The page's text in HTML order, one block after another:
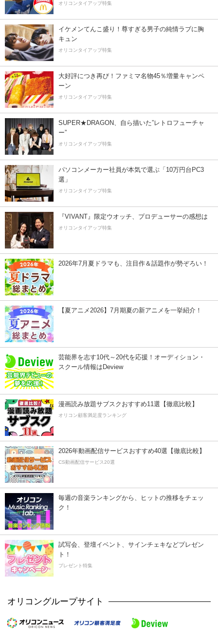
オリコンタイアップ特集
イケメンてんこ盛り！尊すぎる男子の純情ラブに胸
キュン
オリコンタイアップ特集
大好評につき再び！ファミマ名物45％増量キャンペ
ーン
オリコンタイアップ特集
SUPER★DRAGON、自ら描いた”レトロフューチャ
ー”
オリコンタイアップ特集
パソコンメーカー社員が本気で選ぶ「10万円台PC3
選」
オリコンタイアップ特集
『VIVANT』限定ウオッチ、プロデューサーの感想は
オリコンタイアップ特集
2026年7月夏ドラマも、注目作＆話題作が勢ぞろい！
【夏アニメ2026】7月期夏の新アニメを一挙紹介！
芸能界を志す10代～20代を応援！オーディション・
スクール情報はDeview
漫画読み放題サブスクおすすめ11選【徹底比較】
オリコン顧客満足度ランキング
2026年動画配信サービスおすすめ40選【徹底比較】
CS動画配信サービス20選
毎週の音楽ランキングから、ヒットの推移をチェッ
ク！
試写会、登壇イベント、サインチェキなどプレゼン
ト！
プレゼント特集
オリコングループサイト